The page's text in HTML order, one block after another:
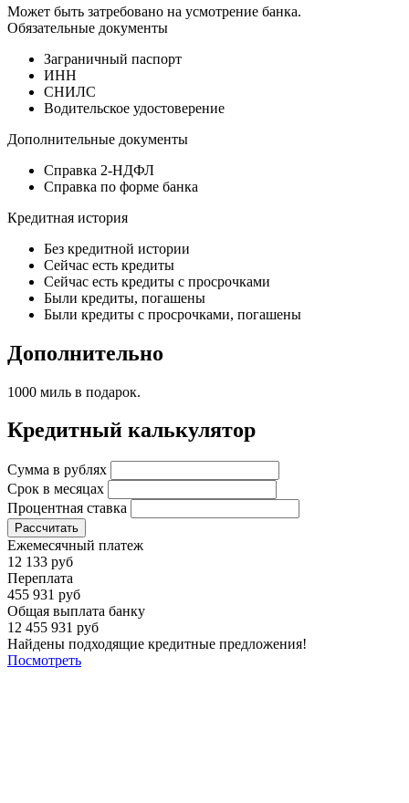
Может быть затребовано на усмотрение банка.
Обязательные документы
Заграничный паспорт
ИНН
СНИЛС
Водительское удостоверение
Дополнительные документы
Справка 2-НДФЛ
Справка по форме банка
Кредитная история
Без кредитной истории
Сейчас есть кредиты
Сейчас есть кредиты с просрочками
Были кредиты, погашены
Были кредиты с просрочками, погашены
Дополнительно
1000 миль в подарок.
Кредитный калькулятор
Сумма в рублях
Срок в месяцах
Процентная ставка
Рассчитать
Ежемесячный платеж
12 133 руб
Переплата
455 931 руб
Общая выплата банку
12 455 931 руб
Найдены подходящие кредитные предложения!
Посмотреть